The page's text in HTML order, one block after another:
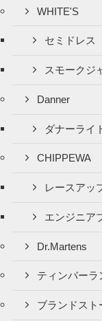
WHITE'S
セミドレス
スモークジ
Danner
ダナーライ
CHIPPEWA
レースアッ
エンジニア
Dr.Martens
ティンバー
ブランドス